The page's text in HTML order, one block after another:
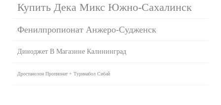
Купить Дека Микс Южно-Сахалинск
Фенилпропионат Анжеро-Судженск
Диноджет В Магазине Калининград
Дростанолон Пропионат + Туринабол Сибай